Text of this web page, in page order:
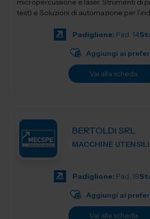
micropercussione e laser, Strumenti di
test) e Soluzioni di automazione per
Padiglione: Pad. 14
Aggiungi ai
Vai alla scheda
BERTOLDI SRL
MACCHINE UTENSILI
Padiglione: Pad. 19
Aggiungi ai
Vai alla scheda